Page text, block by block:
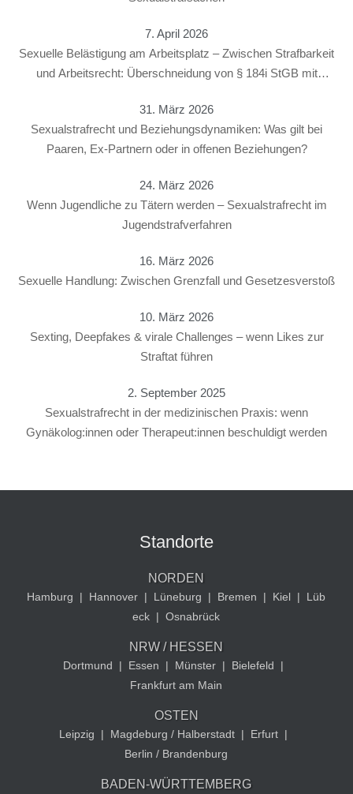
7. April 2026
Sexuelle Belästigung am Arbeitsplatz – Zwischen Strafbarkeit
und Arbeitsrecht: Überschneidung von § 184i StGB mit
31. März 2026
Sexualstrafrecht und Beziehungsdynamiken: Was gilt bei
Paaren, Ex-Partnern oder in offenen Beziehungen?
24. März 2026
Wenn Jugendliche zu Tätern werden – Sexualstrafrecht im
Jugendstrafverfahren
16. März 2026
Sexuelle Handlung: Zwischen Grenzfall und Gesetzesverstoß
10. März 2026
Sexting, Deepfakes & virale Challenges – wenn Likes zur
Straftat führen
2. September 2025
Sexualstrafrecht in der medizinischen Praxis: wenn
Gynäkolog:innen oder Therapeut:innen beschuldigt werden
Standorte
NORDEN
Hamburg | Hannover | Lüneburg | Bremen | Kiel |
Lüb
eck | Osnabrück
NRW / HESSEN
Dortmund | Essen | Münster | Bielefeld
|
Frankfurt am Main
OSTEN
Leipzig | Magdeburg / Halberstadt | Erfurt |
Berlin / Brandenburg
BADEN-WÜRTTEMBERG